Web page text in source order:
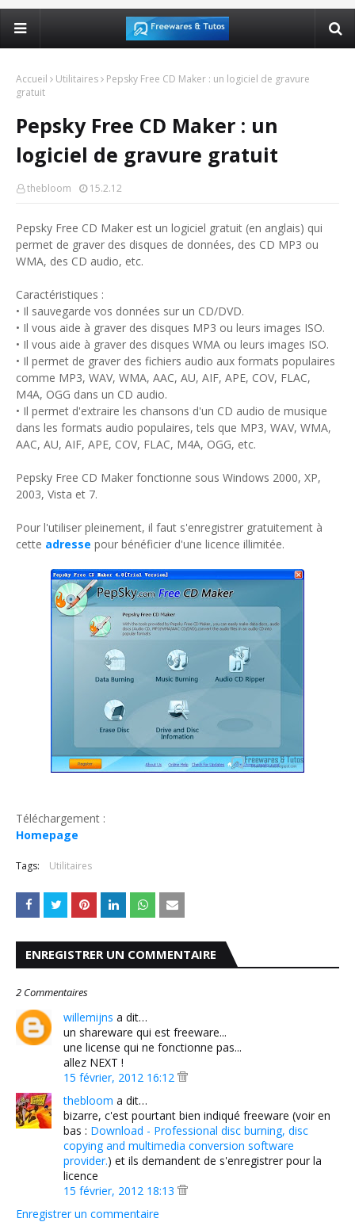
Accueil Utilitaires
Pepsky Free CD Maker : un logiciel de gravure
gratuit
Pepsky Free CD Maker : un
logiciel de gravure gratuit
thebloom 15.2.12
Pepsky Free CD Maker est un logiciel gratuit (en anglais) qui
permet de graver des disques de données, des CD MP3 ou
WMA, des CD audio, etc.
Caractéristiques :
• Il sauvegarde vos données sur un CD/DVD.
• Il vous aide à graver des disques MP3 ou leurs images ISO.
• Il vous aide à graver des disques WMA ou leurs images ISO.
• Il permet de graver des fichiers audio aux formats populaires
comme MP3, WAV, WMA, AAC, AU, AIF, APE, COV, FLAC,
M4A, OGG dans un CD audio.
• Il permet d'extraire les chansons d'un CD audio de musique
dans les formats audio populaires, tels que MP3, WAV, WMA,
AAC, AU, AIF, APE, COV, FLAC, M4A, OGG, etc.
Pepsky Free CD Maker fonctionne sous Windows 2000, XP,
2003, Vista et 7.
Pour l'utiliser pleinement, il faut s'enregistrer gratuitement à
cette adresse pour bénéficier d'une licence illimitée.
Téléchargement :
Homepage
Tags: Utilitaires
ENREGISTRER UN COMMENTAIRE
2 Commentaires
willemijns a dit…
un shareware qui est freeware...
une license qui ne fonctionne pas...
allez NEXT !
15 février, 2012 16:12
thebloom a dit…
bizarre, c'est pourtant bien indiqué freeware (voir en
bas : Download - Professional disc burning, disc
copying and multimedia conversion software
provider.) et ils demandent de s'enregistrer pour la
licence
15 février, 2012 18:13
Enregistrer un commentaire